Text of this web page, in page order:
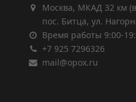
Москва, МКАД 32 км
пос. Битца, ул.
Время работы 9:00-
+7 925 7296326
mail@opox.ru